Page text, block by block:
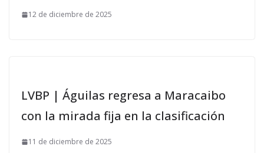
12 de diciembre de 2025
LVBP | Águilas regresa a Maracaibo
con la mirada fija en la clasificación
11 de diciembre de 2025